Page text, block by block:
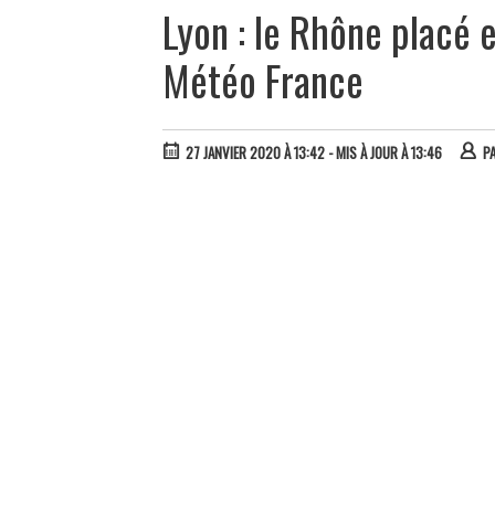
Lyon : le Rhône
Météo France
27 JANVIER 2020 À 13:42 - MIS À JOUR À 13:46